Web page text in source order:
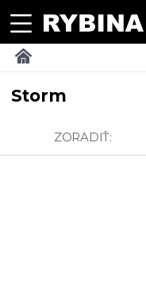
Storm
ZORADIŤ: